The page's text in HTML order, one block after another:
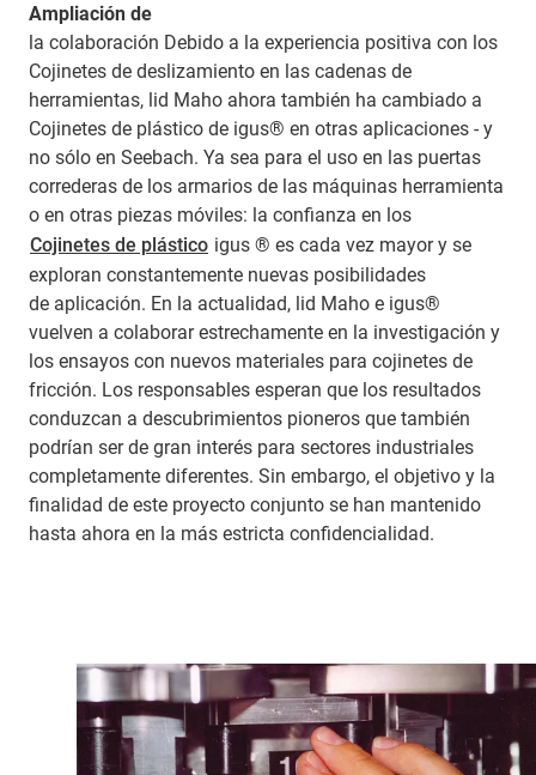
Ampliación de
la colaboración Debido a la experiencia positiva con los
Cojinetes de deslizamiento en las cadenas de
herramientas, lid Maho ahora también ha cambiado a
Cojinetes de plástico de igus® en otras aplicaciones - y
no sólo en Seebach. Ya sea para el uso en las puertas
correderas de los armarios de las máquinas herramienta
o en otras piezas móviles: la confianza en los
Cojinetes de plástico igus ® es cada vez mayor y se
exploran constantemente nuevas posibilidades
de aplicación. En la actualidad, lid Maho e igus®
vuelven a colaborar estrechamente en la investigación y
los ensayos con nuevos materiales para cojinetes de
fricción. Los responsables esperan que los resultados
conduzcan a descubrimientos pioneros que también
podrían ser de gran interés para sectores industriales
completamente diferentes. Sin embargo, el objetivo y la
finalidad de este proyecto conjunto se han mantenido
hasta ahora en la más estricta confidencialidad.